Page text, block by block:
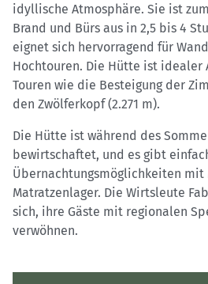
idyllische Atmosphäre. Sie ist
Brand und Bürs aus in 2,5 bis 4
eignet sich hervorragend für
Hochtouren. Die Hütte ist idealer
Touren wie die Besteigung der
den Zwölferkopf (2.271 m).
Die Hütte ist während des
bewirtschaftet, und es gibt
Übernachtungsmöglichkeiten
Matratzenlager. Die Wirtsleute
sich, ihre Gäste mit regionalen
verwöhnen.